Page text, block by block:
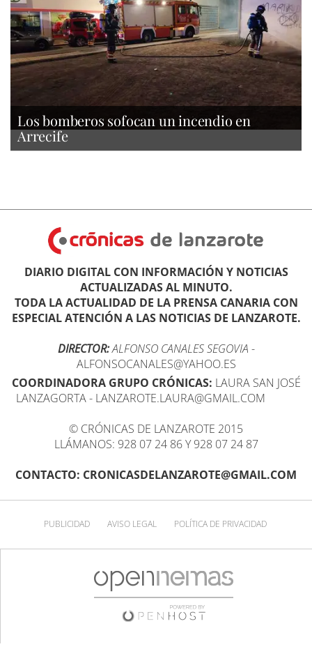
Los bomberos sofocan un incendio en
Arrecife
DIARIO DIGITAL CON INFORMACIÓN Y NOTICIAS
ACTUALIZADAS AL MINUTO.
TODA LA ACTUALIDAD DE LA PRENSA CANARIA CON
ESPECIAL ATENCIÓN A LAS NOTICIAS DE LANZAROTE.
DIRECTOR:ALFONSO CANALES SEGOVIA -
ALFONSOCANALES@YAHOO.ES
COORDINADORA GRUPO CRÓNICAS: LAURA SAN JOSÉ
LANZAGORTA - LANZAROTE.LAURA@GMAIL.COM
© CRÓNICAS DE LANZAROTE 2015
LLÁMANOS: 928 07 24 86 Y 928 07 24 87
CONTACTO: CRONICASDELANZAROTE@GMAIL.COM
PUBLICIDAD AVISO LEGAL POLÍTICA DE PRIVACIDAD